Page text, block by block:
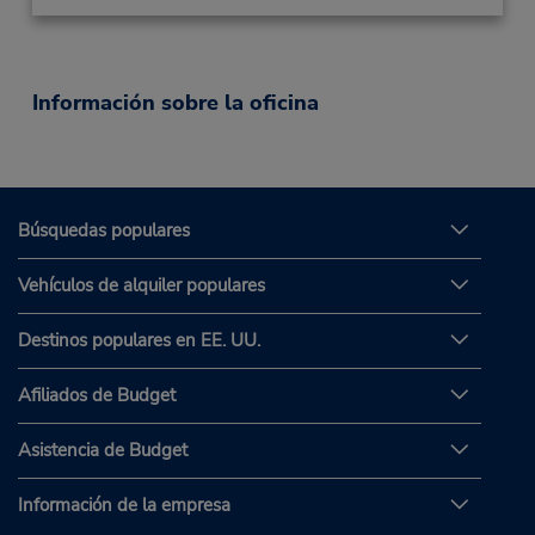
Información sobre la oficina
Búsquedas populares
Vehículos de alquiler populares
Destinos populares en EE. UU.
Afiliados de Budget
Asistencia de Budget
Información de la empresa